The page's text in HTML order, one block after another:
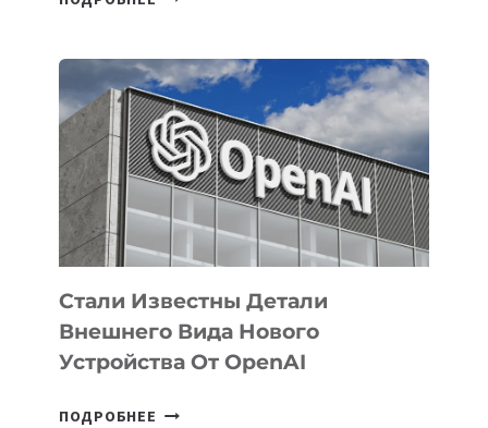
ПРИОРИТЕТНЫЕ
ЗАДАЧИ
ПО
РАЗВИТИЮ
ЭКОСИСТЕМЫ
ИСКУССТВЕННОГО
ИНТЕЛЛЕКТА
Стали Известны Детали
Внешнего Вида Нового
Устройства От OpenAI
ПОДРОБНЕЕ СТАЛИ